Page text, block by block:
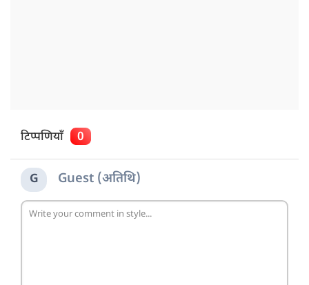
टिप्पणियाँ 0
G Guest (अतिथि)